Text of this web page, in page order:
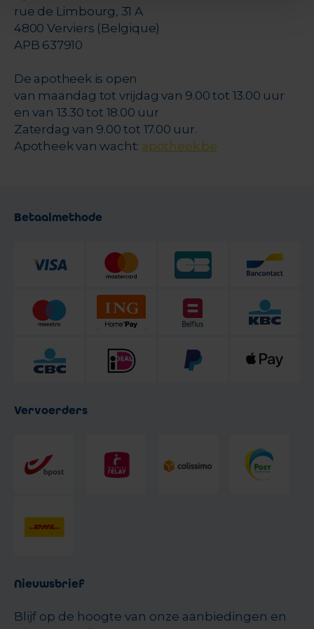
rue de Limbourg, 31 A
4800 Verviers (Belgique)
APB 637910
De apotheek is open
van maandag tot vrijdag van 9.00 tot 13.00 uur
en van 13.30 tot 18.00 uur
Zaterdag van 9.00 tot 17.00 uur.
Apotheek van wacht: apotheek.be
Betaalmethode
Vervoerders
Nieuwsbrief
Blijf op de hoogte van onze aanbiedingen en